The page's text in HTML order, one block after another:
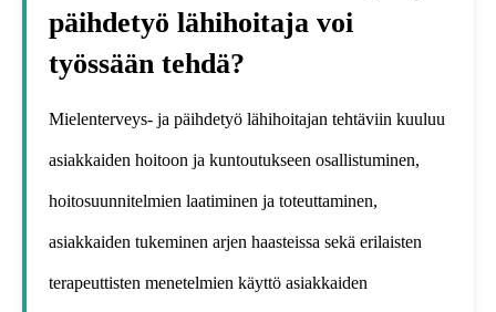
päihdetyö lähihoitaja voi
työssään tehdä?
Mielenterveys- ja päihdetyö lähihoitajan tehtäviin kuuluu
asiakkaiden hoitoon ja kuntoutukseen osallistuminen,
hoitosuunnitelmien laatiminen ja toteuttaminen,
asiakkaiden tukeminen arjen haasteissa sekä erilaisten
terapeuttisten menetelmien käyttö asiakkaiden